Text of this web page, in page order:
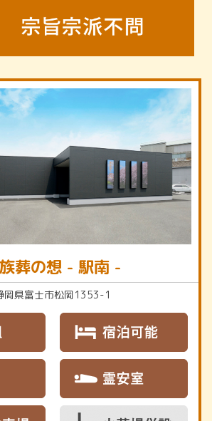
葬の想 - 駅南 -
岡県富士市松岡1353-1